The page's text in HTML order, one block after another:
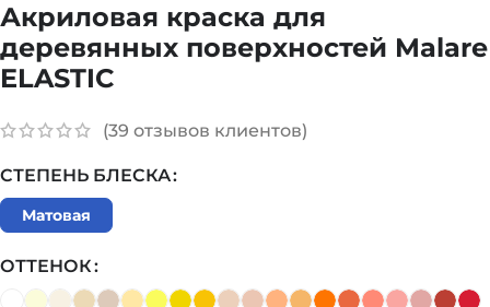
Акриловая краска для
деревянных поверхностей Malare
ELASTIC
(39 отзывов клиентов)
СТЕПЕНЬ БЛЕСКА
Матовая
ОТТЕНОК